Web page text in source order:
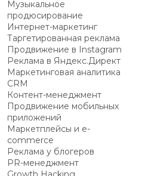
Музыкальное
продюсирование
Интернет-маркетинг
Таргетированная реклама
Продвижение в Instagram
Реклама в Яндекс.Директ
Маркетинговая аналитика
CRM
Контент-менеджмент
Продвижение мобильных
приложений
Маркетплейсы и e-
commerce
Реклама у блогеров
PR-менеджмент